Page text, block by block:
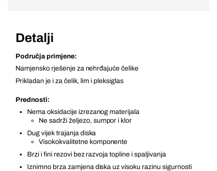
Detalji
Područja primjene:
Namjensko rješenje za nehrđajuće čelike
Prikladan je i za čelik, lim i pleksiglas
Prednosti:
Nema oksidacije izrezanog materijala
Ne sadrži željezo, sumpor i klor
Dug vijek trajanja diska
Visokokvalitetne komponente
Brzi i fini rezovi bez razvoja topline i spaljivanja
Iznimno brza zamjena diska uz visoku razinu sigurnosti